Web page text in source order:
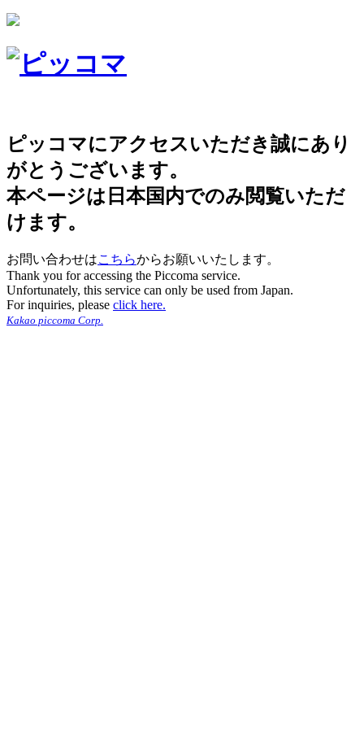
ピッコマにアクセスいただき誠にあり
がとうございます。
本ページは日本国内でのみ閲覧いただ
けます。
お問い合わせはこちらからお願いいたします。
Thank you for accessing the Piccoma service.
Unfortunately, this service can only be used from Japan.
For inquiries, please click here.
Kakao piccoma Corp.